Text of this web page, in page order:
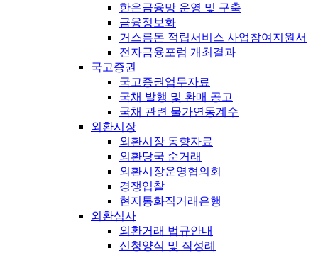
한은금융망 운영 및 구축
금융정보화
거스름돈 적립서비스 사업참여지원서
전자금융포럼 개최결과
국고증권
국고증권업무자료
국채 발행 및 환매 공고
국채 관련 물가연동계수
외환시장
외환시장 동향자료
외환당국 순거래
외환시장운영협의회
경쟁입찰
현지통화직거래은행
외환심사
외환거래 법규안내
신청양식 및 작성례